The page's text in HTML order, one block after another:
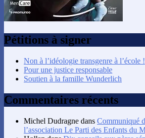
Pétitions à signer
Non à l’idéologie transgenre à l’école !
Pour une justice responsable
Soutien à la famille Wunderlich
Commentaires récents
Michel Dudragne dans Communiqué
l’association Le Parti des Enfants du